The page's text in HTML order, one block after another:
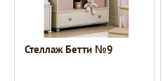
Стеллаж Бетти №9